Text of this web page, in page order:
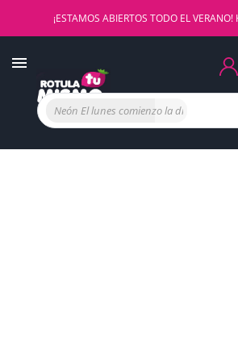
¡ESTAMOS ABIERTOS TODO EL